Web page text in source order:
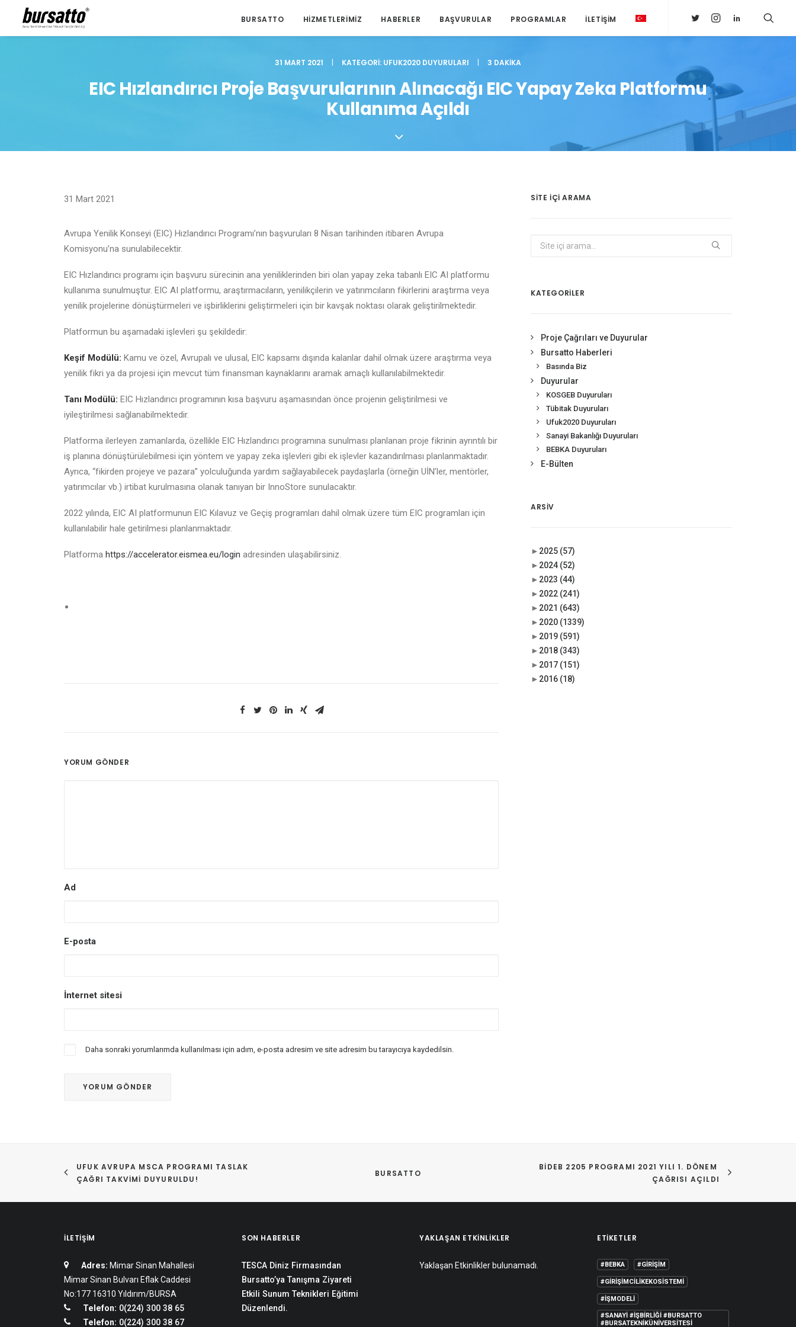
BURSATTO HIZMETLERIMIZ HABERLER BAŞVURULAR PROGRAMLAR İLETIŞIM
31 MART 2021 | KATEGORI: UFUK2020 DUYURULARI | 3 DAKIKA
EIC Hızlandırıcı Proje Başvurularının Alınacağı EIC Yapay Zeka Platformu
Kullanıma Açıldı
31 Mart 2021
Avrupa Yenilik Konseyi (EIC) Hızlandırıcı Programı’nın başvuruları 8 Nisan tarihinden itibaren Avrupa
Komisyonu’na sunulabilecektir.
EIC Hızlandırıcı programı için başvuru sürecinin ana yeniliklerinden biri olan yapay zeka tabanlı EIC AI platformu
kullanıma sunulmuştur. EIC AI platformu, araştırmacıların, yenilikçilerin ve yatırımcıların fikirlerini araştırma veya
yenilik projelerine dönüştürmeleri ve işbirliklerini geliştirmeleri için bir kavşak noktası olarak geliştirilmektedir.
Platformun bu aşamadaki işlevleri şu şekildedir:
Keşif Modülü: Kamu ve özel, Avrupalı ve ulusal, EIC kapsamı dışında kalanlar dahil olmak üzere araştırma veya
yenilik fikri ya da projesi için mevcut tüm finansman kaynaklarını aramak amaçlı kullanılabilmektedir.
Tanı Modülü: EIC Hızlandırıcı programının kısa başvuru aşamasından önce projenin geliştirilmesi ve
iyileştirilmesi sağlanabilmektedir.
Platforma ilerleyen zamanlarda, özellikle EIC Hızlandırıcı programına sunulması planlanan proje fikrinin ayrıntılı bir
iş planına dönüştürülebilmesi için yöntem ve yapay zeka işlevleri gibi ek işlevler kazandırılması planlanmaktadır.
Ayrıca, “fikirden projeye ve pazara” yolculuğunda yardım sağlayabilecek paydaşlarla (örneğin UİN’ler, mentörler,
yatırımcılar vb.) irtibat kurulmasına olanak tanıyan bir InnoStore sunulacaktır.
2022 yılında, EIC AI platformunun EIC Kılavuz ve Geçiş programları dahil olmak üzere tüm EIC programları için
kullanılabilir hale getirilmesi planlanmaktadır.
Platforma https://accelerator.eismea.eu/login adresinden ulaşabilirsiniz.
YORUM GÖNDER
Ad
E-posta
İnternet sitesi
Daha sonraki yorumlarımda kullanılması için adım, e-posta adresim ve site adresim bu tarayıcıya kaydedilsin.
SITE IÇI ARAMA
KATEGORİLER
Proje Çağrıları ve Duyurular
Bursatto Haberleri
Basında Biz
Duyurular
KOSGEB Duyuruları
Tübitak Duyuruları
Ufuk2020 Duyuruları
Sanayi Bakanlığı Duyuruları
BEBKA Duyuruları
E-Bülten
ARSIV
► 2025 (57)
► 2024 (52)
► 2023 (44)
► 2022 (241)
► 2021 (643)
► 2020 (1339)
► 2019 (591)
► 2018 (343)
► 2017 (151)
► 2016 (18)
UFUK AVRUPA MSCA PROGRAMI TASLAK
ÇAĞRI TAKVIMI DUYURULDU!
BURSATTO
BİDEB 2205 PROGRAMI 2021 YILI 1. DÖNEM
ÇAĞRISI AÇILDI
İLETIŞIM
Adres: Mimar Sinan Mahallesi
Mimar Sinan Bulvarı Eflak Caddesi
No:177 16310 Yıldırım/BURSA
Telefon: 0(224) 300 38 65
Telefon: 0(224) 300 38 67
SON HABERLER
TESCA Diniz Firmasından
Bursatto’ya Tanışma Ziyareti
Etkili Sunum Teknikleri Eğitimi
Düzenlendi.
YAKLAŞAN ETKINLIKLER
Yaklaşan Etkinlikler bulunamadı.
ETIKETLER
#BEBKA #GIRIŞIM
#GIRIŞIMCILIKEKOSISTEMI
#IŞMODELI
#SANAYI #IŞBIRLIĞI #BURSATTO
#BURSATEKNIKÜNIVERSITESI